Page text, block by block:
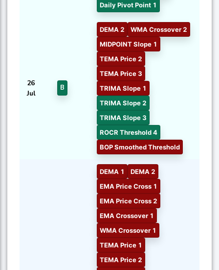
Daily Pivot Point 1
26
Jul
B
DEMA 2
WMA Crossover 2
MIDPOINT Slope 1
TEMA Price 2
TEMA Price 3
TRIMA Slope 1
TRIMA Slope 2
TRIMA Slope 3
ROCR Threshold 4
BOP Smoothed Threshold
DEMA 1
DEMA 2
EMA Price Cross 1
EMA Price Cross 2
EMA Crossover 1
WMA Crossover 1
TEMA Price 1
TEMA Price 2